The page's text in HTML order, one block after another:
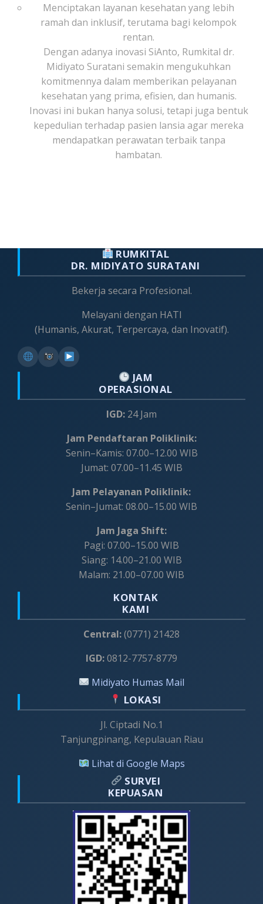
Menciptakan layanan kesehatan yang lebih
ramah dan inklusif, terutama bagi kelompok
rentan.
Dengan adanya inovasi SiAnto, Rumkital dr.
Midiyato Suratani semakin mengukuhkan
komitmennya dalam memberikan pelayanan
kesehatan yang prima, efisien, dan humanis.
Inovasi ini bukan hanya solusi, tetapi juga bentuk
kepedulian terhadap pasien lansia agar mereka
mendapatkan perawatan terbaik tanpa
hambatan.
RUMKITAL
DR. MIDIYATO SURATANI
Bekerja secara Profesional.
Melayani dengan HATI
(Humanis, Akurat, Terpercaya, dan Inovatif).
JAM
OPERASIONAL
IGD: 24 Jam
Jam Pendaftaran Poliklinik:
Senin–Kamis: 07.00–12.00 WIB
Jumat: 07.00–11.45 WIB
Jam Pelayanan Poliklinik:
Senin–Jumat: 08.00–15.00 WIB
Jam Jaga Shift:
Pagi: 07.00–15.00 WIB
Siang: 14.00–21.00 WIB
Malam: 21.00–07.00 WIB
KONTAK
KAMI
Central:(0771) 21428
IGD:0812-7757-8779
Midiyato Humas Mail
LOKASI
Jl. Ciptadi No.1
Tanjungpinang, Kepulauan Riau
Lihat di Google Maps
SURVEI
KEPUASAN